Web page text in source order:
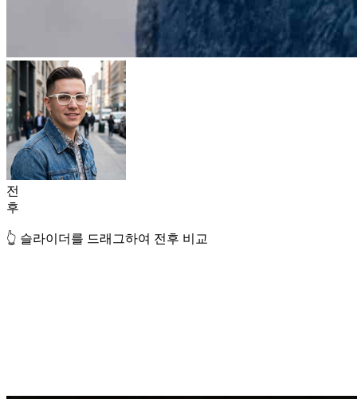
전
후
👆 슬라이더를 드래그하여 전후 비교